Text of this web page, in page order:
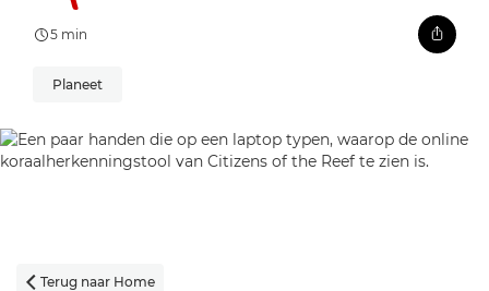
5 min
Planeet
 Terug naar Home